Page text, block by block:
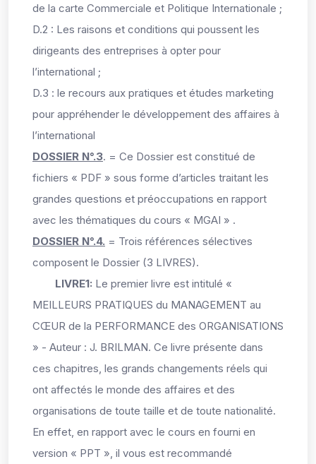
de la carte Commerciale et Politique Internationale ;
D.2 : Les raisons et conditions qui poussent les
dirigeants des entreprises à opter pour
l’international ;
D.3 : le recours aux pratiques et études marketing
pour appréhender le développement des affaires à
l’international
DOSSIER N°.3. = Ce Dossier est constitué de
fichiers « PDF » sous forme d’articles traitant les
grandes questions et préoccupations en rapport
avec les thématiques du cours « MGAI » .
DOSSIER N°.4. = Trois références sélectives
composent le Dossier (3 LIVRES).
LIVRE1: Le premier livre est intitulé «
MEILLEURS PRATIQUES du MANAGEMENT au
CŒUR de la PERFORMANCE des ORGANISATIONS
» - Auteur : J. BRILMAN. Ce livre présente dans
ces chapitres, les grands changements réels qui
ont affectés le monde des affaires et des
organisations de toute taille et de toute nationalité.
En effet, en rapport avec le cours en fourni en
version « PPT », il vous est recommandé